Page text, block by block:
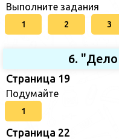
Выполните задания
1 2 3
6.
Страница 19
Подумайте
1
Страница 22